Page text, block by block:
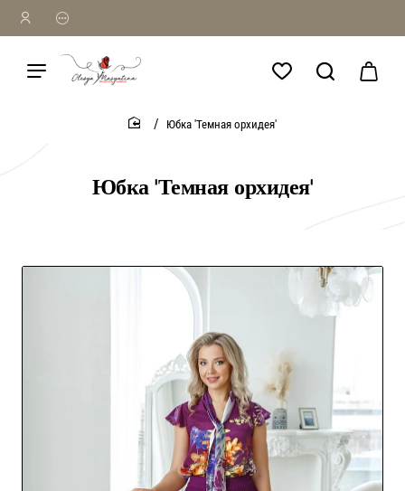
Юбка 'Темная орхидея'
Юбка 'Темная орхидея'